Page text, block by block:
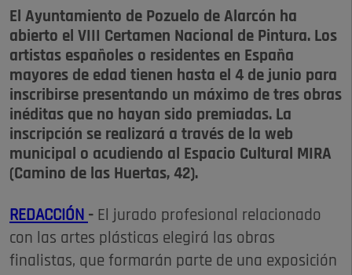
El Ayuntamiento de Pozuelo de Alarcón ha
abierto el VIII Certamen Nacional de Pintura. Los
artistas españoles o residentes en España
mayores de edad tienen hasta el 4 de junio para
inscribirse presentando un máximo de tres obras
inéditas que no hayan sido premiadas. La
inscripción se realizará a través de la web
municipal o acudiendo al Espacio Cultural MIRA
(Camino de las Huertas, 42).
REDACCIÓN - El jurado profesional relacionado
con las artes plásticas elegirá las obras
finalistas, que formarán parte de una exposición